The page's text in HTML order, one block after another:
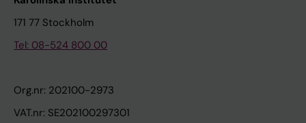
171 77 Stockholm
Tel: 08-524 800 00
Org.nr: 202100-2973
VAT.nr: SE202100297301